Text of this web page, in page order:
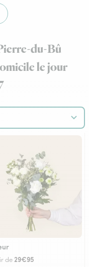
du-Bû
le jour
de29€95